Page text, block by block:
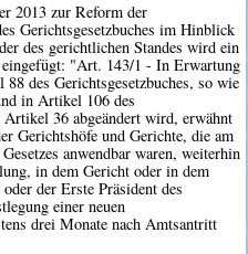
2013 zur Reform der
Gerichtsgesetzbuches im Hinblick
des gerichtlichen Standes wird ein
"Art. 143/1 - In Erwartung
des Gerichtsgesetzbuches, so wie
in Artikel 106 des
36 abgeändert wird, erwähnt
Gerichtshöfe und Gerichte, die am
anwendbar waren, weiterhin
in dem Gericht oder in dem
der Erste Präsident des
einer neuen
drei Monate nach Amtsantritt